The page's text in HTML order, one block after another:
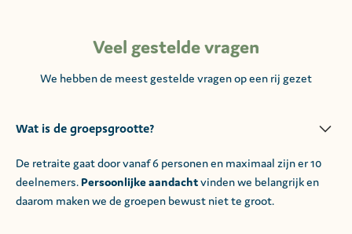
Veel gestelde vragen
We hebben de meest gestelde vragen op een rij gezet
Wat is de groepsgrootte?
De retraite gaat door vanaf 6 personen en maximaal zijn er 10
deelnemers. Persoonlijke aandachtvinden we belangrijk en
daarom maken we de groepen bewust niet te groot.